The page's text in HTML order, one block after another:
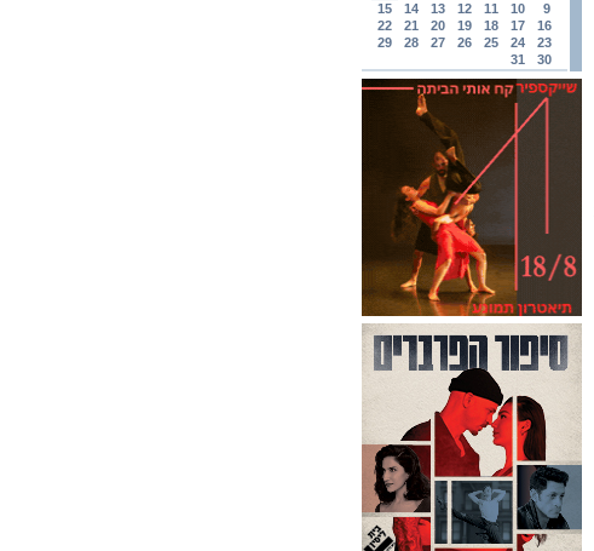
9
10
11
12
13
14
15
16
17
18
19
20
21
22
23
24
25
26
27
28
29
30
31